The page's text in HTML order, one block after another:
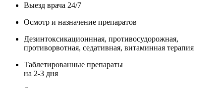
Выезд врача 24/7
Осмотр и назначение препаратов
Дезинтоксикационнная, противосудорожная,
противорвотная, седативная, витаминная терапия
Таблетированные препараты
на 2-3 дня